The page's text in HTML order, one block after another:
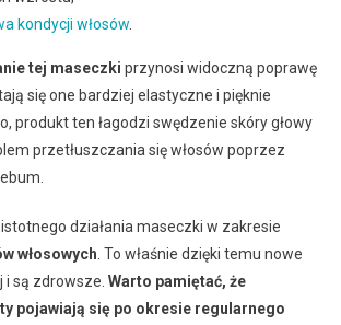
kondycji włosów.
tej maseczki przynosi widoczną poprawę
się one bardziej elastyczne i pięknie
produkt ten łagodzi swędzenie skóry głowy
przetłuszczania się włosów poprzez
działania maseczki w zakresie
włosowych . To właśnie dzięki temu nowe
i są zdrowsze. Warto pamiętać, że
pojawiają się po okresie regularnego